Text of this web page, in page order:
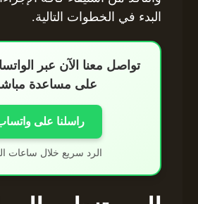
البدء في الخطوات التالية.
تواصل معنا الآن عبر
على مساعدة
راسلنا على
الرد سريع خلال ساعات